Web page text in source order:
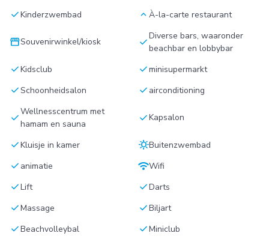
checkKinderzwembad keyboard_arrow_up À-la-carte restaurant
storefrontSouvenirwinkel/kiosk checkDiverse bars, waaronder
beachbar en lobbybar
checkKidsclub checkminisupermarkt
checkSchoonheidsalon check airconditioning
checkWellnesscentrum met
hamam en sauna
checkKapsalon
checkKluisje in kamer sunnyBuitenzwembad
check animatie wifiWifi
checkLift checkDarts
checkMassage checkBiljart
checkBeachvolleybal checkMiniclub